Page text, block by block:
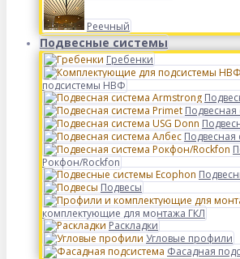
Реечный
Подвесные системы
Гребенки
подсистемы НВФ
Подвесная
Подвесная
Рокфон/Rockfon
Подвесы
комплектующие для монтажа ГКЛ
Раскладки
Угловые профили
Фасадная